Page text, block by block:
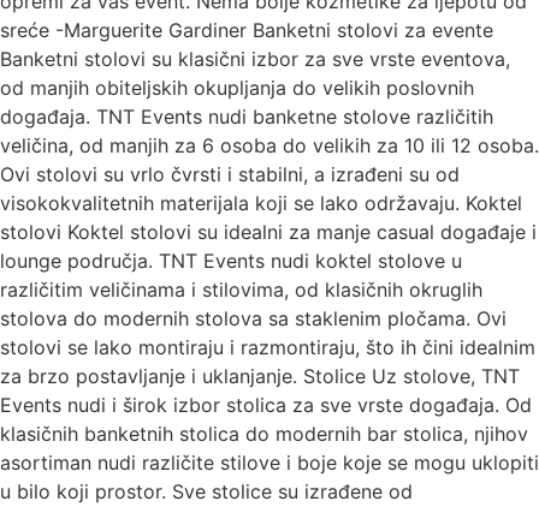
sreće -Marguerite Gardiner Banketni stolovi za evente
Banketni stolovi su klasični izbor za sve vrste eventova,
od manjih obiteljskih okupljanja do velikih poslovnih
događaja. TNT Events nudi banketne stolove različitih
veličina, od manjih za 6 osoba do velikih za 10 ili 12 osoba.
Ovi stolovi su vrlo čvrsti i stabilni, a izrađeni su od
visokokvalitetnih materijala koji se lako održavaju. Koktel
stolovi Koktel stolovi su idealni za manje casual događaje i
lounge područja. TNT Events nudi koktel stolove u
različitim veličinama i stilovima, od klasičnih okruglih
stolova do modernih stolova sa staklenim pločama. Ovi
stolovi se lako montiraju i razmontiraju, što ih čini idealnim
za brzo postavljanje i uklanjanje. Stolice Uz stolove, TNT
Events nudi i širok izbor stolica za sve vrste događaja. Od
klasičnih banketnih stolica do modernih bar stolica, njihov
asortiman nudi različite stilove i boje koje se mogu uklopiti
u bilo koji prostor. Sve stolice su izrađene od